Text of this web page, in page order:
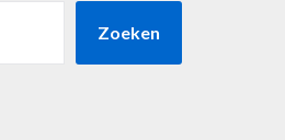
Zoeken